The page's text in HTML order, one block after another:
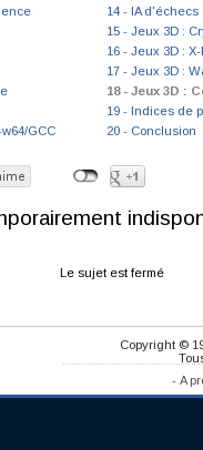
GCC
14 - IA d'échecs
15 - Jeux 3D :
16 - Jeux 3D :
17 - Jeux 3D :
18 - Jeux 3D :
19 - Indices de
20 - Conclusion
Le sujet est fermé
Copyright ©
- A